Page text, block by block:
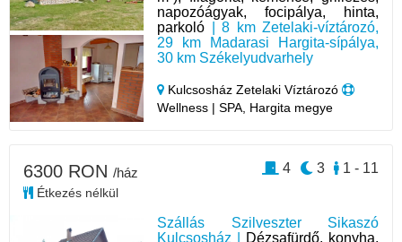
napozóágyak, focipálya, hinta,
parkoló | 8 km Zetelaki-víztározó,
29 km Madarasi Hargita-sípálya,
30 km Székelyudvarhely
Kulcsosház Zetelaki Víztározó
Wellness | SPA, Hargita megye
Szállás Szilveszter Sikaszó
Kulcsosház |
Dézsafürdő, konyha,
6300 RON /ház
Étkezés nélkül
1 - 11
3
4